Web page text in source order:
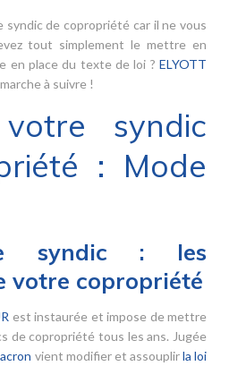
syndic de copropriété car il ne vous
tout simplement le mettre en
en place du texte de loi ? ELYOTT
à suivre !
syndic
: Mode
syndic : les
votre copropriété
est instaurée et impose de mettre
de copropriété tous les ans. Jugée
vient modifier et assouplirla loi